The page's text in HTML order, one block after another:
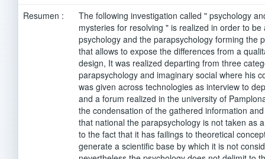
Resumen :
The following investigation called " psychology
mysteries for resolving " is realized in order to
psychology and the parapsychology forming the
that allows to expose the differences from a
design, It was realized departing from three
parapsychology and imaginary social where his
was given across technologies as interview to
and a forum realized in the university of
the condensation of the gathered information
that national the parapsychology is not taken as
to the fact that it has failings to theoretical
generate a scientific base by which it is not